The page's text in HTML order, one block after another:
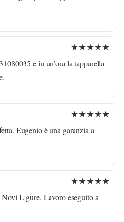
★★★★★
e in un’ora la tapparella
★★★★★
Eugenio è una garanzia a
★★★★★
Ligure. Lavoro eseguito a